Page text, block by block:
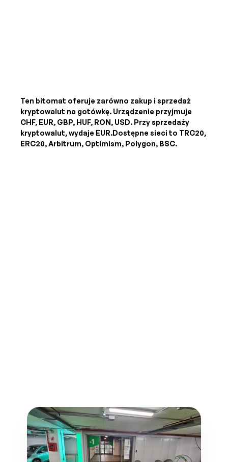
Ten bitomat oferuje zarówno zakup i sprzedaż
kryptowalut na gotówkę. Urządzenie przyjmuje
CHF, EUR, GBP, HUF, RON, USD. Przy sprzedaży
kryptowalut, wydaje EUR.Dostępne sieci to TRC20,
ERC20, Arbitrum, Optimism, Polygon, BSC.